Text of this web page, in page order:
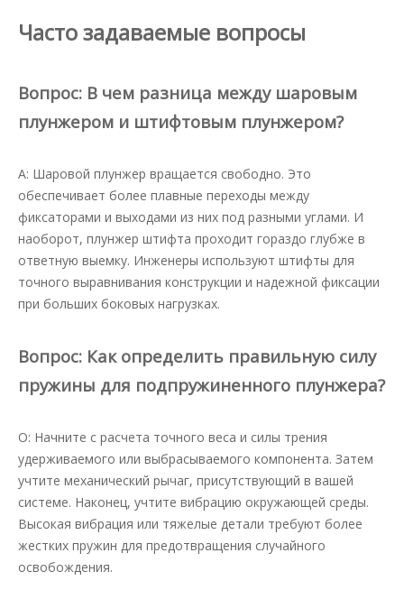
Часто задаваемые вопросы
Вопрос: В чем разница между шаровым
плунжером и штифтовым плунжером?
A: Шаровой плунжер вращается свободно. Это
обеспечивает более плавные переходы между
фиксаторами и выходами из них под разными углами. И
наоборот, плунжер штифта проходит гораздо глубже в
ответную выемку. Инженеры используют штифты для
точного выравнивания конструкции и надежной фиксации
при больших боковых нагрузках.
Вопрос: Как определить правильную силу
пружины для подпружиненного плунжера?
О: Начните с расчета точного веса и силы трения
удерживаемого или выбрасываемого компонента. Затем
учтите механический рычаг, присутствующий в вашей
системе. Наконец, учтите вибрацию окружающей среды.
Высокая вибрация или тяжелые детали требуют более
жестких пружин для предотвращения случайного
освобождения.